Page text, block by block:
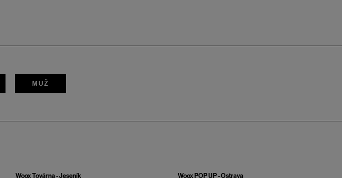
MUŽ
Woox Továrna - Jeseník Woox POP UP - Ostrava